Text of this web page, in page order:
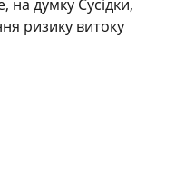
на думку Сусідки,
ризику витоку